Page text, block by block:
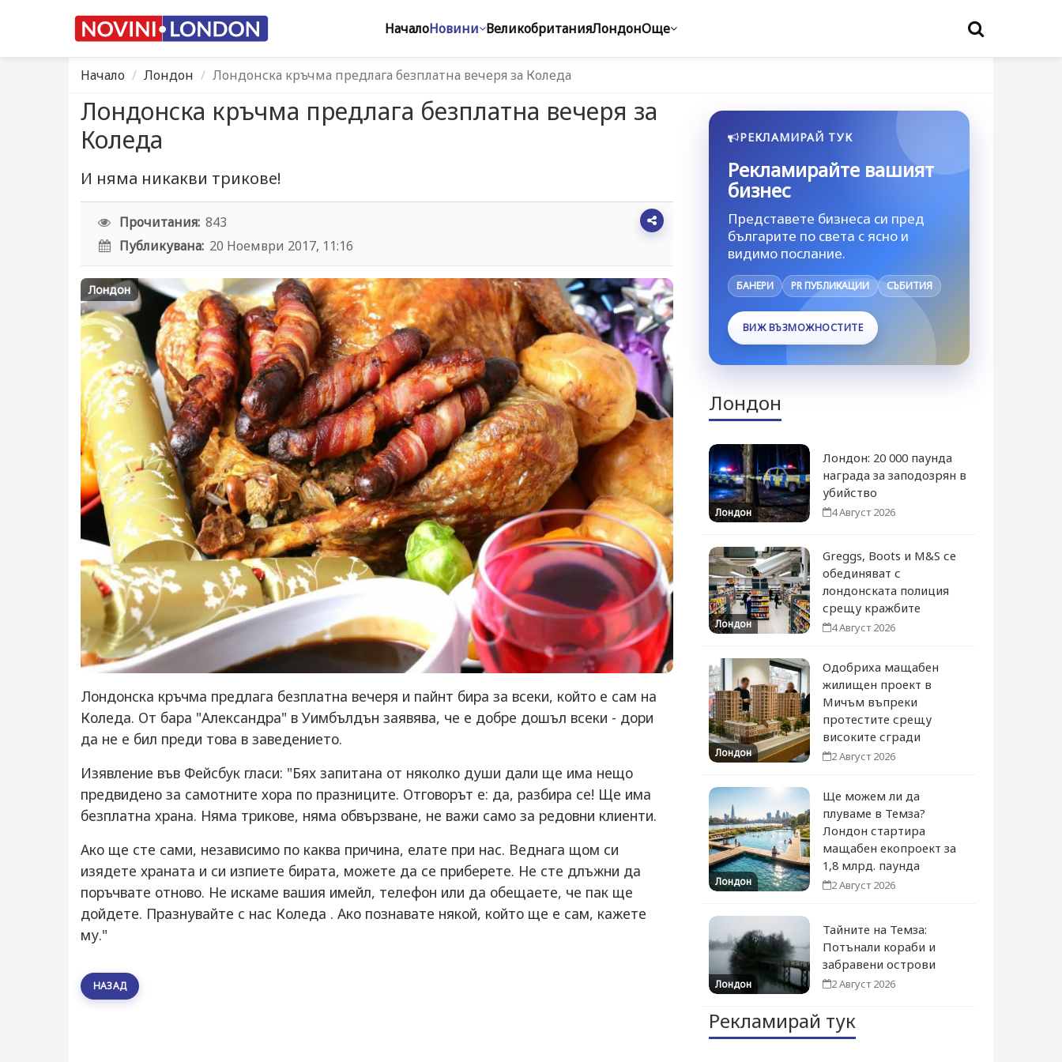
НачалоНовини ВеликобританияЛондонОще
Начало Лондон Лондонска кръчма предлага безплатна вечеря за Коледа
Лондонска кръчма предлага безплатна вечеря за
Коледа
И няма никакви трикове!
Прочитания: 843
Публикувана: 20 Ноември 2017, 11:16
Лондон
Лондонска кръчма предлага безплатна вечеря и пайнт бира за всеки, който е сам на
Коледа. От бара "Александра" в Уимбълдън заявява, че е добре дошъл всеки - дори
да не е бил преди това в заведението.
Изявление във Фейсбук гласи: "Бях запитана от няколко души дали ще има нещо
предвидено за самотните хора по празниците. Отговорът е: да, разбира се! Ще има
безплатна храна. Няма трикове, няма обвързване, не важи само за редовни клиенти.
Ако ще сте сами, независимо по каква причина, елате при нас. Веднага щом си
изядете храната и си изпиете бирата, можете да се приберете. Не сте длъжни да
поръчвате отново. Не искаме вашия имейл, телефон или да обещаете, че пак ще
дойдете. Празнувайте с нас Коледа . Ако познавате някой, който ще е сам, кажете
му."
НАЗАД
РЕКЛАМИРАЙ ТУК
Рекламирайте вашият
бизнес
Представете бизнеса си пред
българите по света с ясно и
видимо послание.
БАНЕРИ PR ПУБЛИКАЦИИ СЪБИТИЯ
ВИЖ ВЪЗМОЖНОСТИТЕ
Лондон
Лондон
Лондон: 20 000 паунда
награда за заподозрян в
убийство
4 Август 2026
Лондон
Greggs, Boots и M&S се
обединяват с
лондонската полиция
срещу кражбите
4 Август 2026
Лондон
Одобриха мащабен
жилищен проект в
Мичъм въпреки
протестите срещу
високите сгради
2 Август 2026
Лондон
Ще можем ли да
плуваме в Темза?
Лондон стартира
мащабен екопроект за
1,8 млрд. паунда
2 Август 2026
Лондон
Тайните на Темза:
Потънали кораби и
забравени острови
2 Август 2026
Рекламирай тук